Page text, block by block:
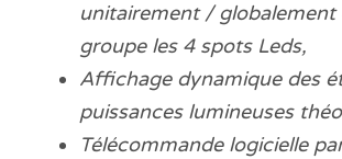
unitairement / globalement
groupe les 4 spots Leds,
Affichage dynamique des
puissances lumineuses
Télécommande logicielle